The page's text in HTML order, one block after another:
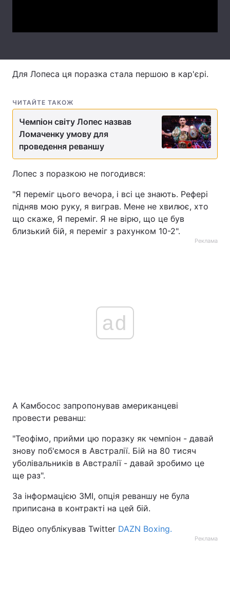
Тема оформлення
Для Лопеса ця поразка стала першою в кар'єрі.
ЧИТАЙТЕ ТАКОЖ
Чемпіон світу Лопес назвав
Ломаченку умову для
проведення реваншу
Лопес з поразкою не погодився:
"Я переміг цього вечора, і всі це знають. Рефері
підняв мою руку, я виграв. Мене не хвилює, хто
що скаже, Я переміг. Я не вірю, що це був
близький бій, я переміг з рахунком 10-2".
Реклама
ad
А Камбосос запропонував американцеві
провести реванш:
"Теофімо, прийми цю поразку як чемпіон - давай
знову поб'ємося в Австралії. Бій на 80 тисяч
уболівальників в Австралії - давай зробимо це
ще раз".
За інформацією ЗМІ, опція реваншу не була
приписана в контракті на цей бій.
Відео опублікував Twitter DAZN Boxing.
Реклама